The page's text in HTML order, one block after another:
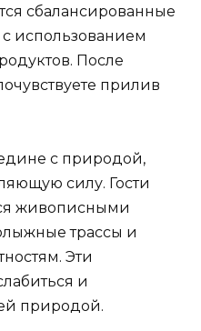
сбалансированные
использованием
После
прилив
с природой,
силу. Гости
живописными
трассы и
Эти
и
природой.